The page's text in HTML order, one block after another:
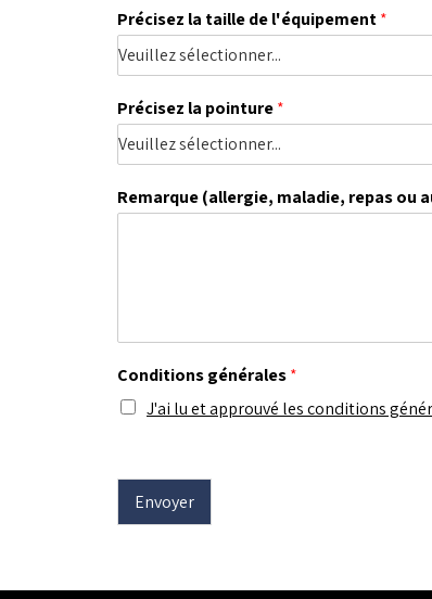
Précisez la taille de l'équipement*
Précisez la pointure*
Remarque (allergie, maladie, repas ou
Conditions générales*
J'ai lu et approuvé les conditions
Envoyer